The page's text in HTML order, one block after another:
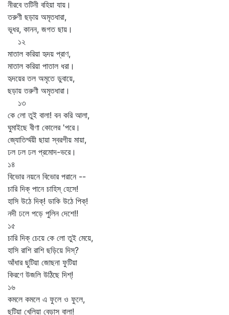
নীরবে তটিনী বহিয়া যায়।
তরুণী ছড়ায় অমৃতধারা,
ভূধর, কানন, জগত ছায়।
১২
মাতাল করিয়া হৃদয় প্রাণ,
মাতাল করিয়া পাতাল ধরা।
হৃদয়ের তল অমৃতে ডুবায়ে,
ছড়ায় তরুণী অমৃতধারা।
১৩
কে লো তুই বালা! বন করি আলা,
ঘুমাইছে বীণা কোলের 'পরে।
জ্যোতির্ম্ময়ী ছায়া স্বরগীয় মায়া,
ঢল ঢল ঢল প্রমোদ-ভরে।
১৪
বিভোর নয়নে বিভোর পরানে --
চারি দিক্‌ পানে চাহিস্‌ হেসে!
হাসি উঠে দিক্‌! ডাকি উঠে পিক্‌!
নদী ঢলে পড়ে পুলিন দেশে!!
১৫
চারি দিক্‌ চেয়ে কে লো তুই মেয়ে,
হাসি রাশি রাশি ছড়িয়ে দিস্‌?
আঁধার ছুটিয়া জোছনা ফুটিয়া
কিরণে উজলি উঠিছে দিশ্‌!
১৬
কমলে কমলে এ ফুলে ও ফুলে,
ছুটিয়া খেলিয়া বেড়াস্‌ বালা!